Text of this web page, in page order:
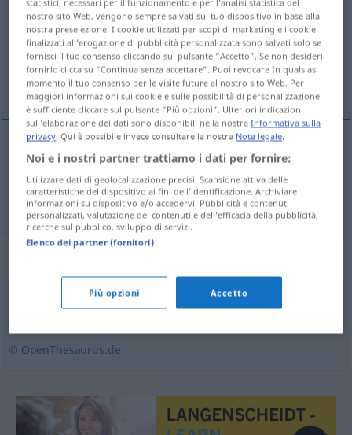
Panoramica di tutte le traduzion
(Fai clic sulla/Tocca traduzione per maggiori dettagli)
monitor, ecrã
monitor m Monitor
ecrãm Monitor
,Display,Bildschirm ,Schirm (ugs.)
© OpenThesaurus.de
nostro sito Web, vengono sempre salvati sul tuo dispositivo in base alla
nostra preselezione. I cookie utilizzati per scopi di marketing e i cookie
finalizzati all’erogazione di pubblicità personalizzata sono salvati solo se
fornisci il tuo consenso cliccando sul pulsante “Accetto”. Se non desideri
fornirlo clicca su “Continua senza accettare”. Puoi revocare In qualsiasi
momento il tuo consenso per le visite future al nostro sito Web. Per
maggiori informazioni sui cookie e sulle possibilità di personalizzazione
è sufficiente cliccare sul pulsante “Più opzioni”. Ulteriori indicazioni
sull’elaborazione dei dati sono disponibili nella nostraInformativa sulla
privacy . Qui è possibile invece consultare la nostra Nota legale
Noi e i nostri partner trattiamo i dati per fornire:
Utilizzare dati di geolocalizzazione precisi. Scansione attiva delle
caratteristiche del dispositivo ai fini dell’identificazione. Archiviare
informazioni su dispositivo e/o accedervi. Pubblicità e contenuti
personalizzati, valutazione dei contenuti e dell’efficacia della pubblicità,
ricerche sul pubblico, sviluppo di servizi.
Elenco dei partner (fornitori)
Più opzioni Accetto